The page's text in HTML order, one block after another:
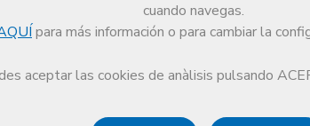
cuando navegas.
para más información o para cambiar la
aceptar las cookies de anàlisis pulsando
en referencia a la variante VUI-202012/01 del SARS-